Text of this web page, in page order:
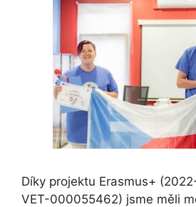
Díky projektu Erasmus+
VET-000055462) jsme měli